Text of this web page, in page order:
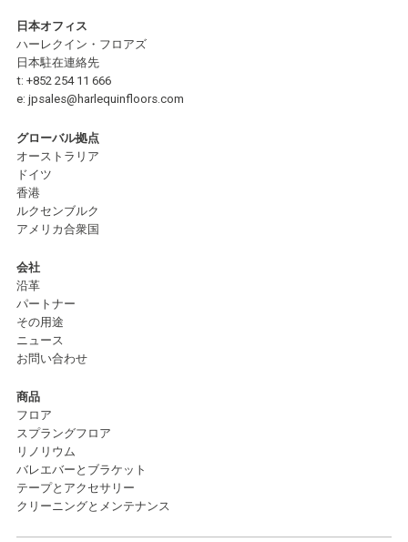
日本オフィス
ハーレクイン・フロアズ
日本駐在連絡先
t: +852 254 11 666
e: jpsales@harlequinfloors.com
グローバル拠点
オーストラリア
ドイツ
香港
ルクセンブルク
アメリカ合衆国
会社
沿革
パートナー
その用途
ニュース
お問い合わせ
商品
フロア
スプラングフロア
リノリウム
バレエバーとブラケット
テープとアクセサリー
クリーニングとメンテナンス